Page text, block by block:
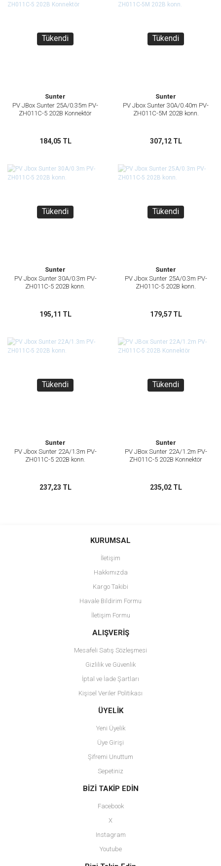
Tükendi
Sunter
PV JBox Sunter 25A/0.35m PV-
ZH011C-5 202B Konnektör
184,05 TL
Tükendi
Sunter
PV Jbox Sunter 30A/0.40m PV-
ZH011C-5M 202B konn.
307,12 TL
Tükendi
Sunter
PV Jbox Sunter 30A/0.3m PV-
ZH011C-5 202B konn.
195,11 TL
Tükendi
Sunter
PV Jbox Sunter 25A/0.3m PV-
ZH011C-5 202B konn.
179,57 TL
Tükendi
Sunter
PV Jbox Sunter 22A/1.3m PV-
ZH011C-5 202B konn.
237,23 TL
Tükendi
Sunter
PV JBox Sunter 22A/1.2m PV-
ZH011C-5 202B Konnektör
235,02 TL
KURUMSAL
İletişim
Hakkımızda
Kargo Takibi
Havale Bildirim Formu
İletişim Formu
ALIŞVERİŞ
Mesafeli Satış Sözleşmesi
Gizlilik ve Güvenlik
İptal ve İade Şartları
Kişisel Veriler Politikası
ÜYELİK
Yeni Üyelik
Üye Girişi
Şifremi Unuttum
Sepetiniz
BİZİ TAKİP EDİN
Facebook
X
Instagram
Youtube